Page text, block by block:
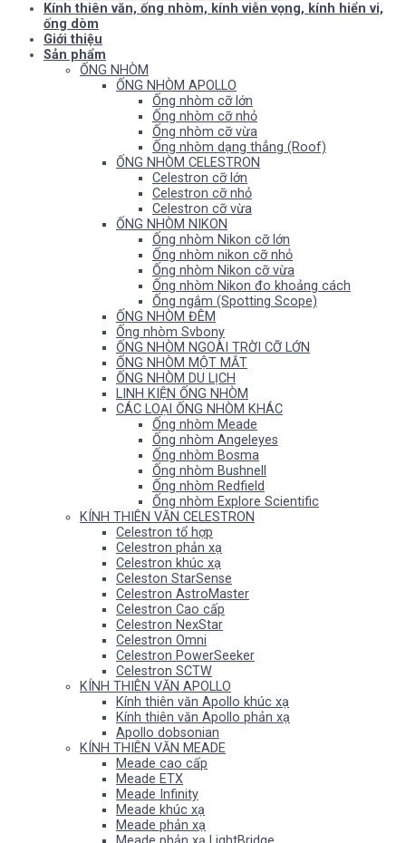
Kính thiên văn, ống nhòm, kính viễn vọng, kính hiển vi,
ống dòm
Giới thiệu
Sản phẩm
ỐNG NHÒM
ỐNG NHÒM APOLLO
Ống nhòm cỡ lớn
Ống nhòm cỡ nhỏ
Ống nhòm cỡ vừa
Ống nhòm dạng thẳng (Roof)
ỐNG NHÒM CELESTRON
Celestron cỡ lớn
Celestron cỡ nhỏ
Celestron cỡ vừa
ỐNG NHÒM NIKON
Ống nhòm Nikon cỡ lớn
Ống nhòm nikon cỡ nhỏ
Ống nhòm Nikon cỡ vừa
Ống nhòm Nikon đo khoảng cách
Ống ngắm (Spotting Scope)
ỐNG NHÒM ĐÊM
Ống nhòm Svbony
ỐNG NHÒM NGOÀI TRỜI CỠ LỚN
ỐNG NHÒM MỘT MẮT
ỐNG NHÒM DU LỊCH
LINH KIỆN ỐNG NHÒM
CÁC LOẠI ỐNG NHÒM KHÁC
Ống nhòm Meade
Ống nhòm Angeleyes
Ống nhòm Bosma
Ống nhòm Bushnell
Ống nhòm Redfield
Ống nhòm Explore Scientific
KÍNH THIÊN VĂN CELESTRON
Celestron tổ hợp
Celestron phản xạ
Celestron khúc xạ
Celeston StarSense
Celestron AstroMaster
Celestron Cao cấp
Celestron NexStar
Celestron Omni
Celestron PowerSeeker
Celestron SCTW
KÍNH THIÊN VĂN APOLLO
Kính thiên văn Apollo khúc xạ
Kính thiên văn Apollo phản xạ
Apollo dobsonian
KÍNH THIÊN VĂN MEADE
Meade cao cấp
Meade ETX
Meade Infinity
Meade khúc xạ
Meade phản xạ